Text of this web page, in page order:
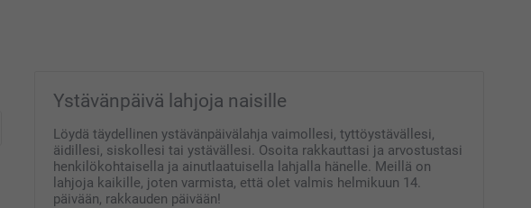
Ystävänpäivä lahjoja naisille
Löydä täydellinen ystävänpäivälahja vaimollesi, tyttöystävällesi,
äidillesi, siskollesi tai ystävällesi. Osoita rakkauttasi ja arvostustasi
henkilökohtaisella ja ainutlaatuisella lahjalla hänelle. Meillä on
lahjoja kaikille, joten varmista, että olet valmis helmikuun 14.
päivään, rakkauden päivään!